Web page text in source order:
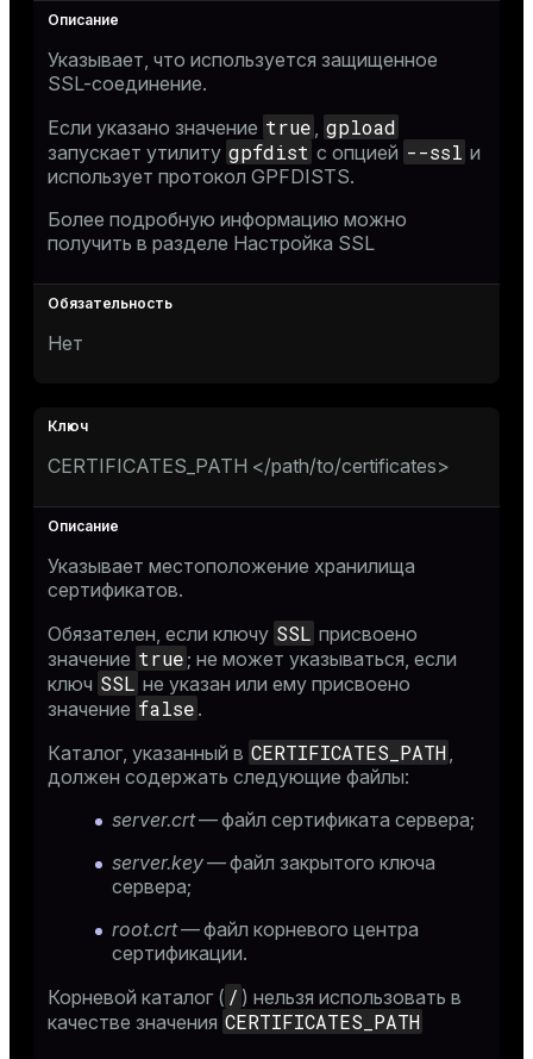
Указывает, что используется защищенное
SSL-соединение.
Если указано значение true gpload
запускает утилиту gpfdist с опцией --ssl и
использует протокол GPFDISTS.
Более подробную информацию можно
получить в разделе Настройка SSL
Нет
CERTIFICATES_PATH </path/to/certificates>
Указывает местоположение хранилища
сертификатов.
Обязателен, если ключу SSL присвоено
значение true ; не может указываться, если
ключ SSL не указан или ему присвоено
значение false .
Каталог, указанный в CERTIFICATES_PATH
должен содержать следующие файлы:
server.crt— файл сертификата сервера;
server.key— файл закрытого ключа
сервера;
root.crt— файл корневого центра
сертификации.
Корневой каталог ( / ) нельзя использовать в
качестве значения CERTIFICATES_PATH